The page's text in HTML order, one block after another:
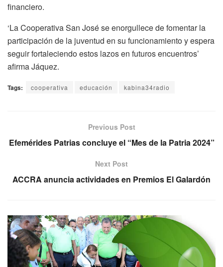
financiero.
‘La Cooperativa San José se enorgullece de fomentar la
participación de la juventud en su funcionamiento y espera
seguir fortaleciendo estos lazos en futuros encuentros’
afirma Jáquez.
Tags: cooperativa educación kabina34radio
Previous Post
Efemérides Patrias concluye el “Mes de la Patria 2024”
Next Post
ACCRA anuncia actividades en Premios El Galardón